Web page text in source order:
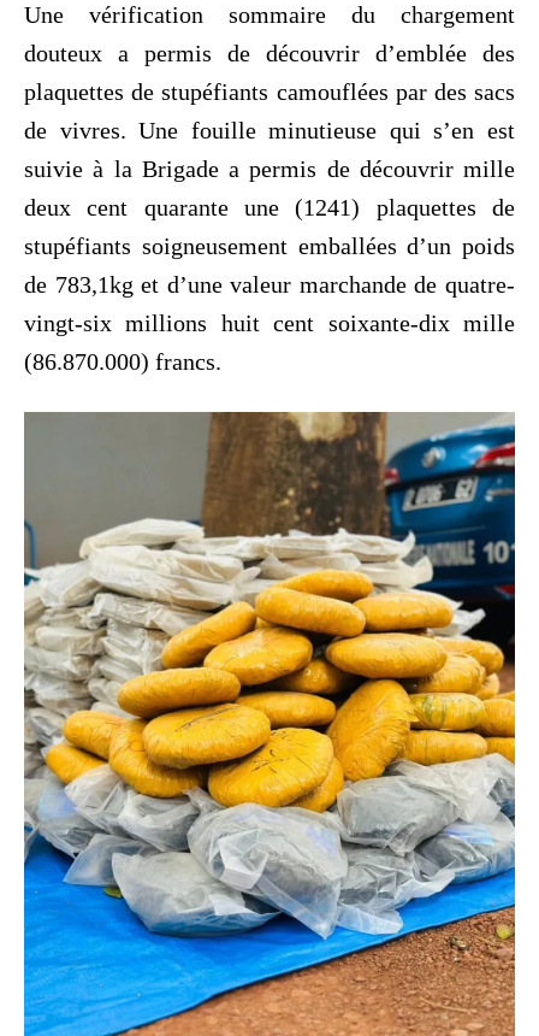
Une vérification sommaire du chargement
douteux a permis de découvrir d’emblée des
plaquettes de stupéfiants camouflées par des sacs
de vivres. Une fouille minutieuse qui s’en est
suivie à la Brigade a permis de découvrir mille
deux cent quarante une (1241) plaquettes de
stupéfiants soigneusement emballées d’un poids
de 783,1kg et d’une valeur marchande de quatre-
vingt-six millions huit cent soixante-dix mille
(86.870.000) francs.